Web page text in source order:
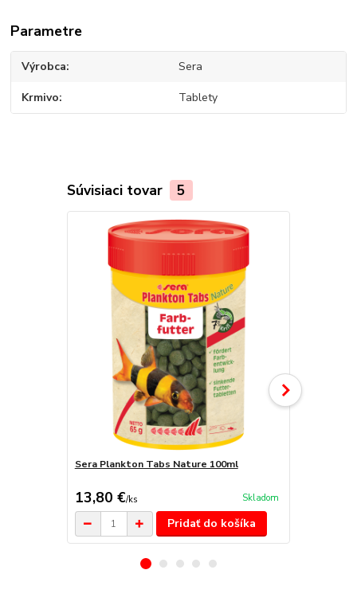
Parametre
Výrobca Sera
Krmivo Tablety
Súvisiaci tovar 5
Sera Plankton Tabs Nature 100ml
13,80 €/ks Skladom
Pridať do košíka